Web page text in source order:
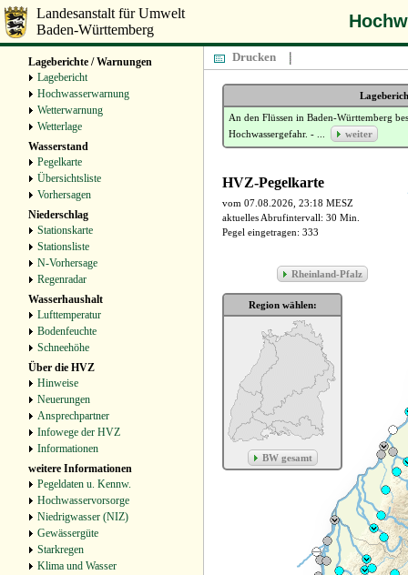
Landesanstalt für Umwelt
Baden-Württemberg
Lageberichte / Warnungen
Lagebericht
Hochwasserwarnung
Wetterwarnung
Wetterlage
Wasserstand
Pegelkarte
Übersichtsliste
Vorhersagen
Niederschlag
Stationskarte
Stationsliste
N‑Vorhersage
Regenradar
Wasserhaushalt
Lufttemperatur
Bodenfeuchte
Schneehöhe
Über die HVZ
Hinweise
Neuerungen
Ansprechpartner
Infowege der HVZ
Informationen
weitere Informationen
Pegeldaten u. Kennw.
Hochwasservorsorge
Niedrigwasser (NIZ)
Gewässergüte
Starkregen
Klima und Wasser
Drucken